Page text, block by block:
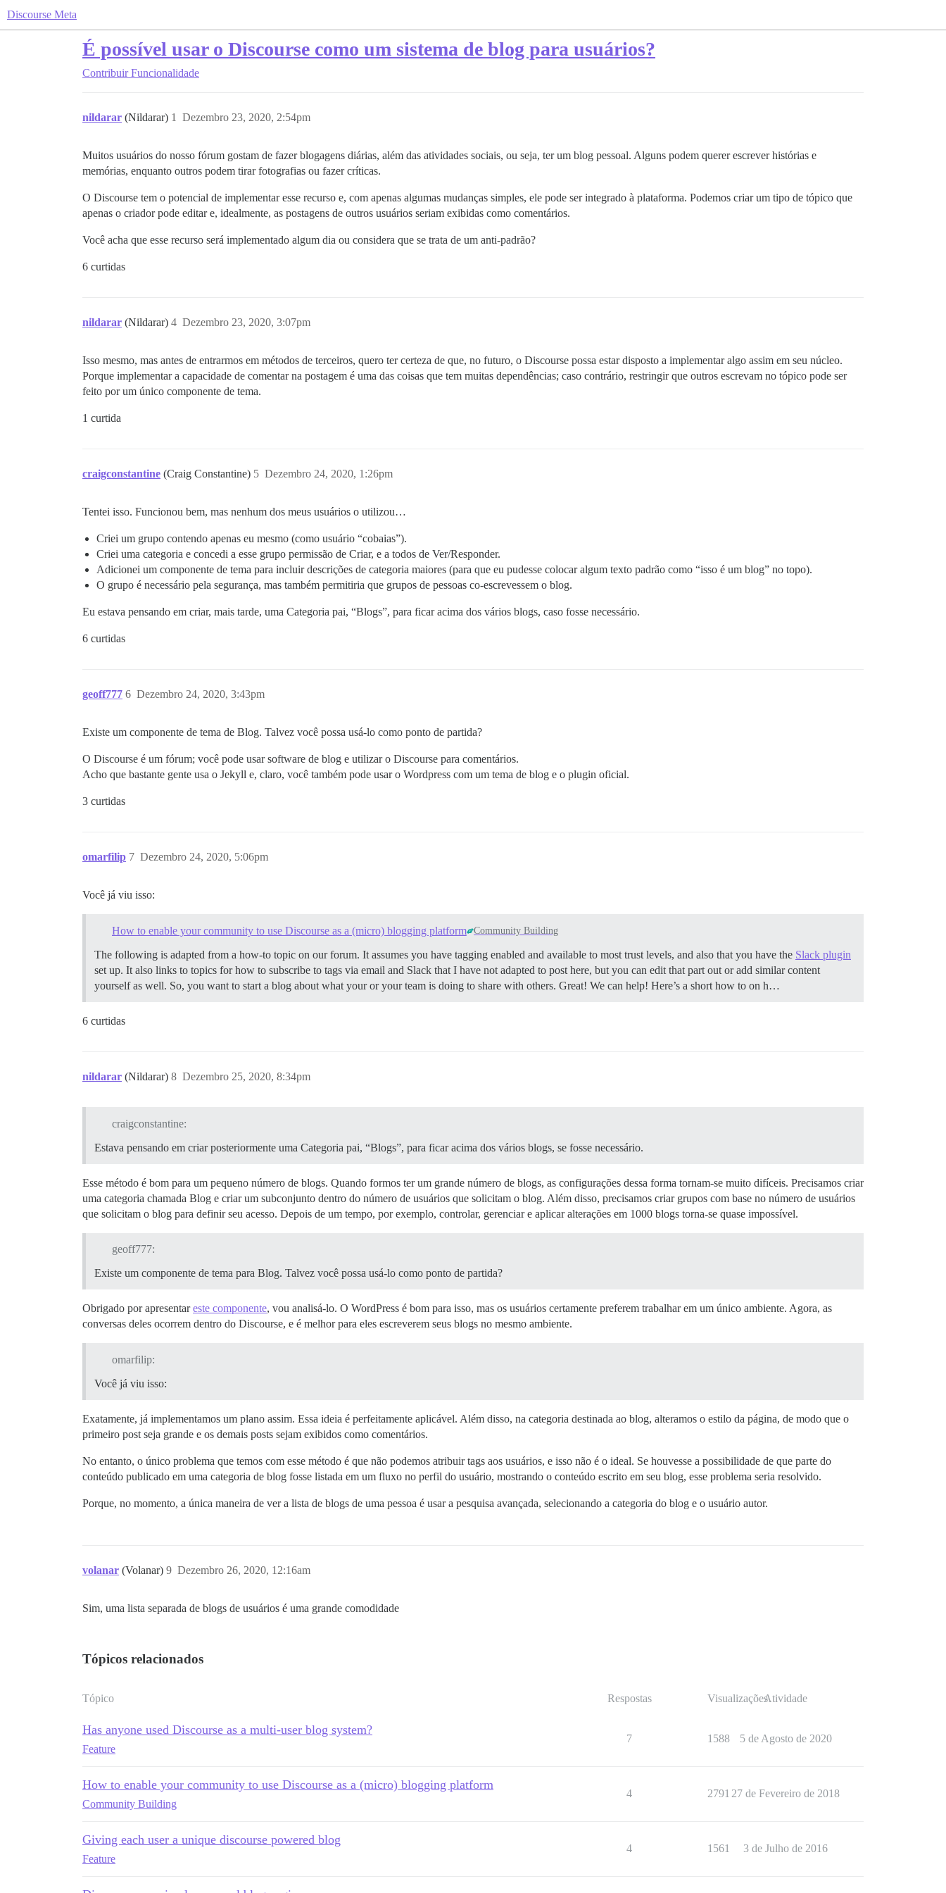
Discourse Meta
É possível usar o Discourse como um sistema de blog para usuários?
Contribuir Funcionalidade
nildarar (Nildarar) Dezembro 23, 2020, 2:54pm
1
Muitos usuários do nosso fórum gostam de fazer blogagens diárias, além das atividades sociais, ou seja, ter um blog pessoal. Alguns podem querer escrever histórias e
memórias, enquanto outros podem tirar fotografias ou fazer críticas.
O Discourse tem o potencial de implementar esse recurso e, com apenas algumas mudanças simples, ele pode ser integrado à plataforma. Podemos criar um tipo de tópico que
apenas o criador pode editar e, idealmente, as postagens de outros usuários seriam exibidas como comentários.
Você acha que esse recurso será implementado algum dia ou considera que se trata de um anti-padrão?
6 curtidas
nildarar (Nildarar) Dezembro 23, 2020, 3:07pm
4
Isso mesmo, mas antes de entrarmos em métodos de terceiros, quero ter certeza de que, no futuro, o Discourse possa estar disposto a implementar algo assim em seu núcleo.
Porque implementar a capacidade de comentar na postagem é uma das coisas que tem muitas dependências; caso contrário, restringir que outros escrevam no tópico pode ser
feito por um único componente de tema.
1 curtida
craigconstantine (Craig Constantine) Dezembro 24, 2020, 1:26pm
5
Tentei isso. Funcionou bem, mas nenhum dos meus usuários o utilizou…
Criei um grupo contendo apenas eu mesmo (como usuário “cobaias”).
Criei uma categoria e concedi a esse grupo permissão de Criar, e a todos de Ver/Responder.
Adicionei um componente de tema para incluir descrições de categoria maiores (para que eu pudesse colocar algum texto padrão como “isso é um blog” no topo).
O grupo é necessário pela segurança, mas também permitiria que grupos de pessoas co-escrevessem o blog.
Eu estava pensando em criar, mais tarde, uma Categoria pai, “Blogs”, para ficar acima dos vários blogs, caso fosse necessário.
6 curtidas
geoff777 Dezembro 24, 2020, 3:43pm
6
Existe um componente de tema de Blog. Talvez você possa usá-lo como ponto de partida?
O Discourse é um fórum; você pode usar software de blog e utilizar o Discourse para comentários.
Acho que bastante gente usa o Jekyll e, claro, você também pode usar o Wordpress com um tema de blog e o plugin oficial.
3 curtidas
omarfilip Dezembro 24, 2020, 5:06pm
7
Você já viu isso:
How to enable your community to use Discourse as a (micro) blogging platform Community Building
The following is adapted from a how-to topic on our forum. It assumes you have tagging enabled and available to most trust levels, and also that you have the Slack plugin
set up. It also links to topics for how to subscribe to tags via email and Slack that I have not adapted to post here, but you can edit that part out or add similar content
yourself as well. So, you want to start a blog about what your or your team is doing to share with others. Great! We can help! Here’s a short how to on h…
6 curtidas
nildarar (Nildarar) Dezembro 25, 2020, 8:34pm
8
craigconstantine:
Estava pensando em criar posteriormente uma Categoria pai, “Blogs”, para ficar acima dos vários blogs, se fosse necessário.
Esse método é bom para um pequeno número de blogs. Quando formos ter um grande número de blogs, as configurações dessa forma tornam-se muito difíceis. Precisamos criar
uma categoria chamada Blog e criar um subconjunto dentro do número de usuários que solicitam o blog. Além disso, precisamos criar grupos com base no número de usuários
que solicitam o blog para definir seu acesso. Depois de um tempo, por exemplo, controlar, gerenciar e aplicar alterações em 1000 blogs torna-se quase impossível.
geoff777:
Existe um componente de tema para Blog. Talvez você possa usá-lo como ponto de partida?
Obrigado por apresentareste componente, vou analisá-lo. O WordPress é bom para isso, mas os usuários certamente preferem trabalhar em um único ambiente. Agora, as
conversas deles ocorrem dentro do Discourse, e é melhor para eles escreverem seus blogs no mesmo ambiente.
omarfilip:
Você já viu isso:
Exatamente, já implementamos um plano assim. Essa ideia é perfeitamente aplicável. Além disso, na categoria destinada ao blog, alteramos o estilo da página, de modo que o
primeiro post seja grande e os demais posts sejam exibidos como comentários.
No entanto, o único problema que temos com esse método é que não podemos atribuir tags aos usuários, e isso não é o ideal. Se houvesse a possibilidade de que parte do
conteúdo publicado em uma categoria de blog fosse listada em um fluxo no perfil do usuário, mostrando o conteúdo escrito em seu blog, esse problema seria resolvido.
Porque, no momento, a única maneira de ver a lista de blogs de uma pessoa é usar a pesquisa avançada, selecionando a categoria do blog e o usuário autor.
volanar (Volanar) Dezembro 26, 2020, 12:16am
9
Sim, uma lista separada de blogs de usuários é uma grande comodidade
Tópicos relacionados
Tópico Respostas VisualizaçõesAtividade
Has anyone used Discourse as a multi-user blog system?
Feature
7 1588 5 de Agosto de 2020
How to enable your community to use Discourse as a (micro) blogging platform
Community Building
4 2791 27 de Fevereiro de 2018
Giving each user a unique discourse powered blog
Feature
4 1561 3 de Julho de 2016